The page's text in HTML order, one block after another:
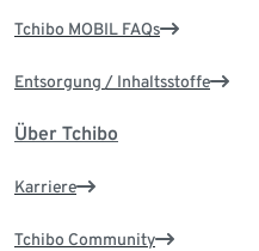
Tchibo MOBIL FAQs
Entsorgung / Inhaltsstoffe
Über Tchibo
Karriere
Tchibo Community